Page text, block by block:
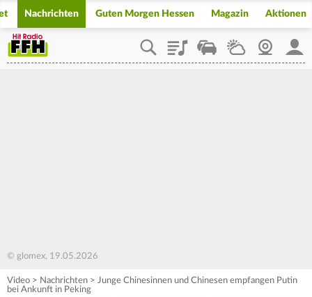
Nachrichten Guten Morgen Hessen Magazin Aktionen
PlaylistStaupilotWetterWebcam
© glomex, 19.05.2026
Video > Nachrichten > Junge Chinesinnen und Chinesen empfangen Putin
bei Ankunft in Peking